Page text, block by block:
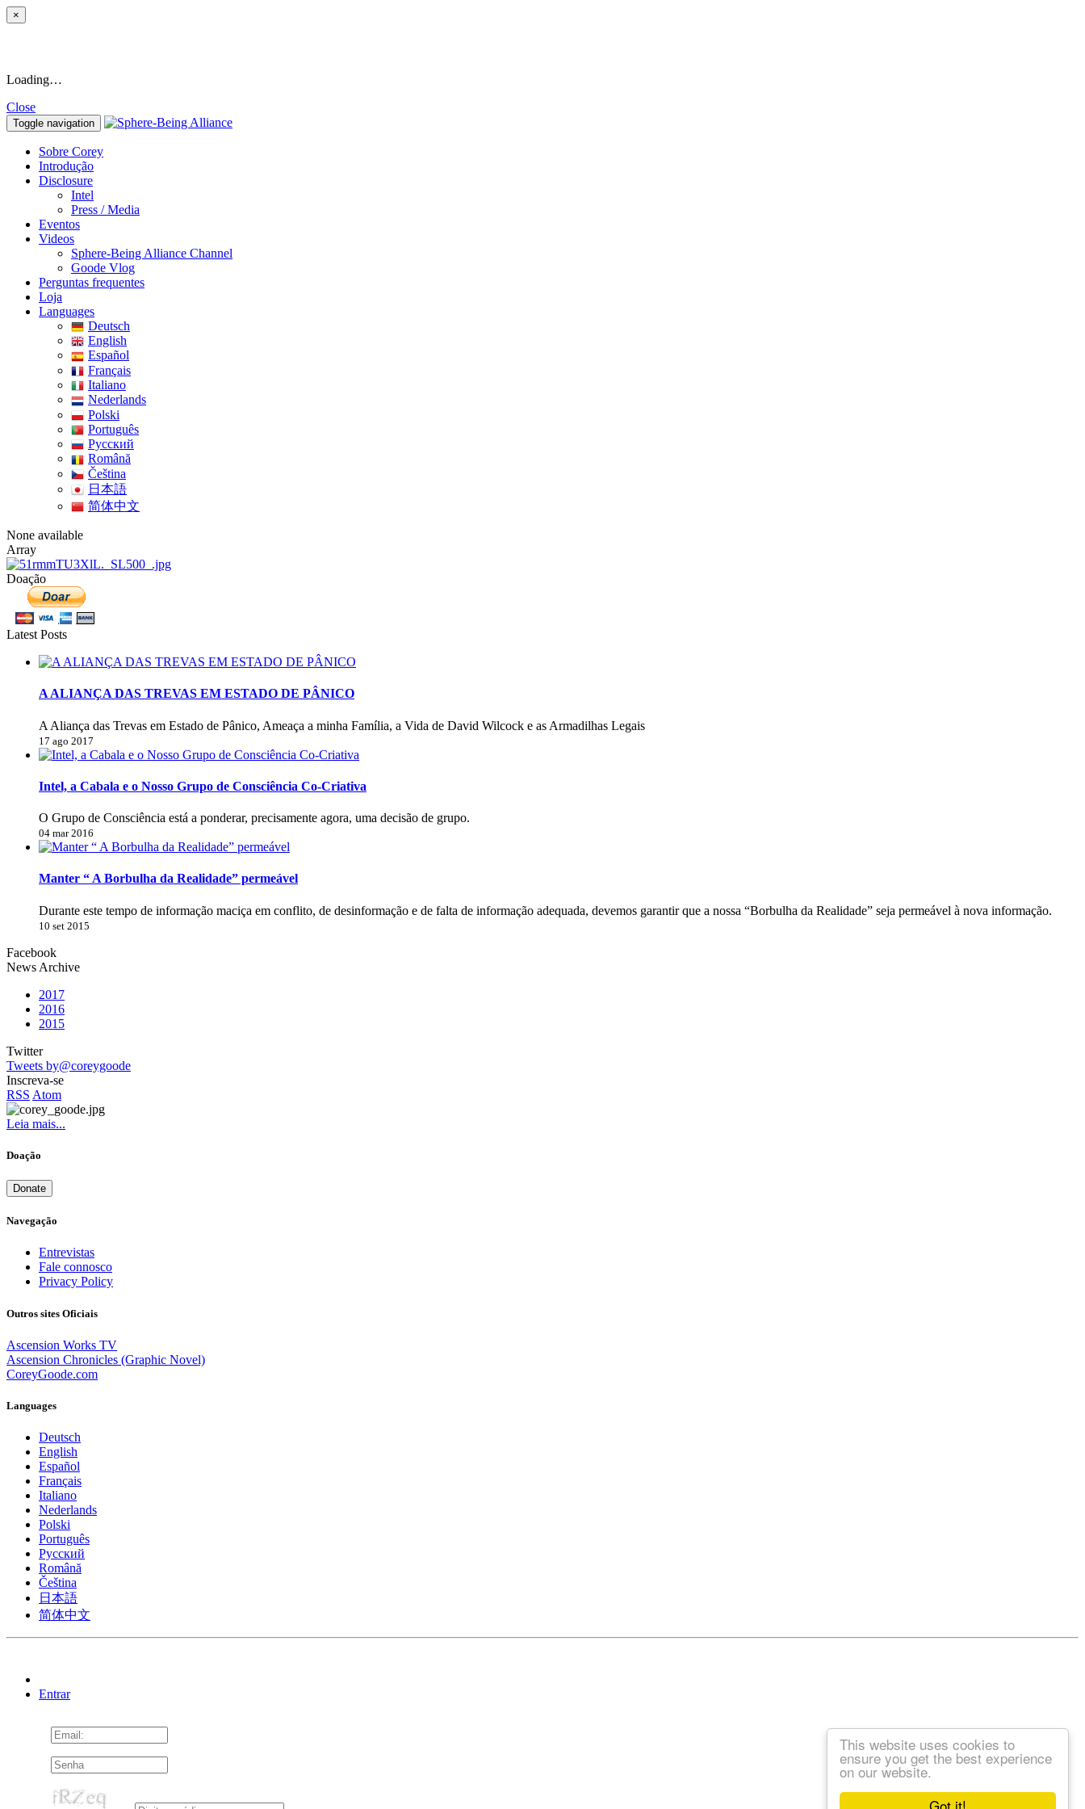
This website uses cookies to
ensure you get the best experience
on our website.
×
Loading…
Close
Toggle navigation
Sobre Corey
Introdução
Disclosure
Intel
Press / Media
Eventos
Videos
Sphere-Being Alliance Channel
Goode Vlog
Perguntas frequentes
Loja
Languages
Deutsch
English
Español
Français
Italiano
Nederlands
Polski
Português
Pусский
Română
Čeština
日本語
简体中文
None available
Array
Doação
Latest Posts
A ALIANÇA DAS TREVAS EM ESTADO DE PÂNICO
A Aliança das Trevas em Estado de Pânico, Ameaça a minha Família, a Vida de David Wilcock e as Armadilhas Legais
17 ago 2017
Intel, a Cabala e o Nosso Grupo de Consciência Co-Criativa
O Grupo de Consciência está a ponderar, precisamente agora, uma decisão de grupo.
04 mar 2016
Manter “ A Borbulha da Realidade” permeável
Durante este tempo de informação maciça em conflito, de desinformação e de falta de informação adequada, devemos garantir que a nossa “Borbulha da Realidade” seja permeável à nova informação.
10 set 2015
Facebook
News Archive
2017
2016
2015
Twitter
Tweets by@coreygoode
Inscreva-se
RSS Atom
Leia mais...
Doação
Donate
Navegação
Entrevistas
Fale connosco
Privacy Policy
Outros sites Oficiais
Ascension Works TV
Ascension Chronicles (Graphic Novel)
CoreyGoode.com
Languages
Deutsch
English
Español
Français
Italiano
Nederlands
Polski
Português
Pусский
Română
Čeština
日本語
简体中文
Entrar